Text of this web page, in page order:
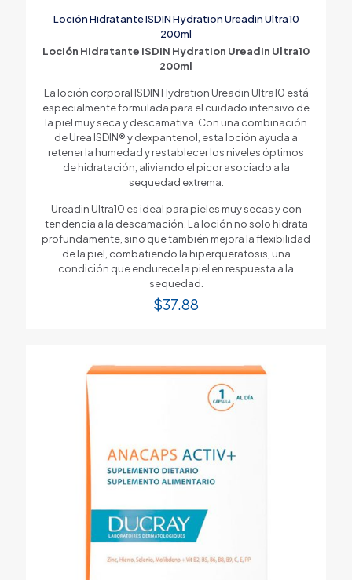
Loción Hidratante ISDIN Hydration Ureadin Ultra10
200ml
Loción Hidratante ISDIN Hydration Ureadin Ultra10
200ml
La loción corporal ISDIN Hydration Ureadin Ultra10 está
especialmente formulada para el cuidado intensivo de
la piel muy seca y descamativa. Con una combinación
de Urea ISDIN® y dexpantenol, esta loción ayuda a
retener la humedad y restablecer los niveles óptimos
de hidratación, aliviando el picor asociado a la
sequedad extrema.
Ureadin Ultra10 es ideal para pieles muy secas y con
tendencia a la descamación. La loción no solo hidrata
profundamente, sino que también mejora la flexibilidad
de la piel, combatiendo la hiperqueratosis, una
condición que endurece la piel en respuesta a la
sequedad.
$37.88